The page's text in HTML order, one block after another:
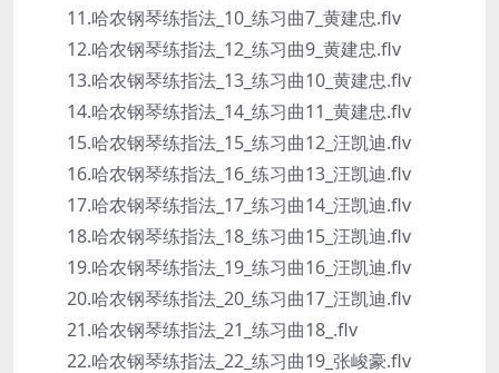
11.哈农钢琴练指法_10_练习曲7_黄建忠.flv
12.哈农钢琴练指法_12_练习曲9_黄建忠.flv
13.哈农钢琴练指法_13_练习曲10_黄建忠.flv
14.哈农钢琴练指法_14_练习曲11_黄建忠.flv
15.哈农钢琴练指法_15_练习曲12_汪凯迪.flv
16.哈农钢琴练指法_16_练习曲13_汪凯迪.flv
17.哈农钢琴练指法_17_练习曲14_汪凯迪.flv
18.哈农钢琴练指法_18_练习曲15_汪凯迪.flv
19.哈农钢琴练指法_19_练习曲16_汪凯迪.flv
20.哈农钢琴练指法_20_练习曲17_汪凯迪.flv
21.哈农钢琴练指法_21_练习曲18_.flv
22.哈农钢琴练指法_22_练习曲19_张峻豪.flv